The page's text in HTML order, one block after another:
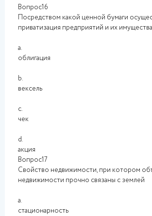
Вопрос16
Посредством какой ценной бумаги
приватизация предприятий и их имущества
a.
облигация
b.
вексель
c.
чек
d.
акция
Вопрос17
Свойство недвижимости, при котором
недвижимости прочно связаны с землей
a.
стационарность